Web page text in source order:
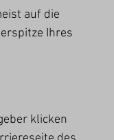
auf die
Ihres
klicken